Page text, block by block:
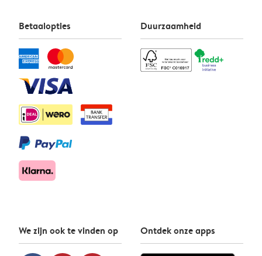
Betaalopties Duurzaamheid
We zijn ook te vinden op Ontdek onze apps